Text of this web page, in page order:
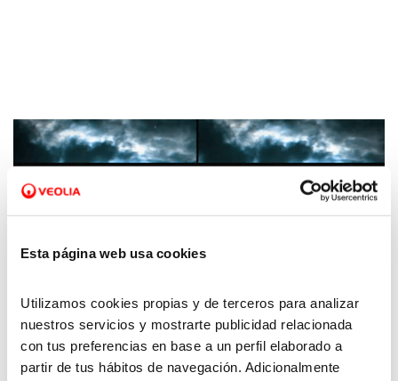
Esta página web usa cookies
Utilizamos cookies propias y de terceros para analizar
nuestros servicios y mostrarte publicidad relacionada
con tus preferencias en base a un perfil elaborado a
partir de tus hábitos de navegación. Adicionalmente
08 ABR 2024
La Meteo con Picó - 5 de abril de 2024